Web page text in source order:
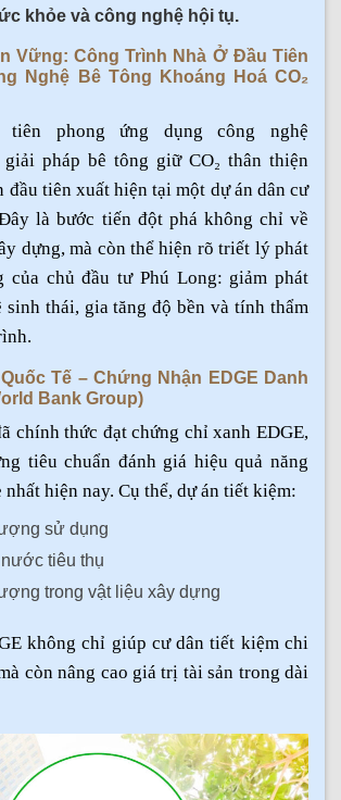
khỏe và công nghệ hội tụ.
Vững: Công Trình Nhà Ở Đầu Tiên
Nghệ Bê Tông Khoáng Hoá CO₂
tiên phong ứng dụng công nghệ
giải pháp bê tông giữ CO₂ thân thiện
đầu tiên xuất hiện tại một dự án dân cư
là bước tiến đột phá không chỉ về
dựng, mà còn thể hiện rõ triết lý phát
của chủ đầu tư Phú Long: giảm phát
sinh thái, gia tăng độ bền và tính thẩm
Quốc Tế – Chứng Nhận EDGE Danh
Bank Group)
chính thức đạt chứng chỉ xanh EDGE,
tiêu chuẩn đánh giá hiệu quả năng
hiện nay. Cụ thể, dự án tiết kiệm:
sử dụng
tiêu thụ
trong vật liệu xây dựng
không chỉ giúp cư dân tiết kiệm chi
còn nâng cao giá trị tài sản trong dài